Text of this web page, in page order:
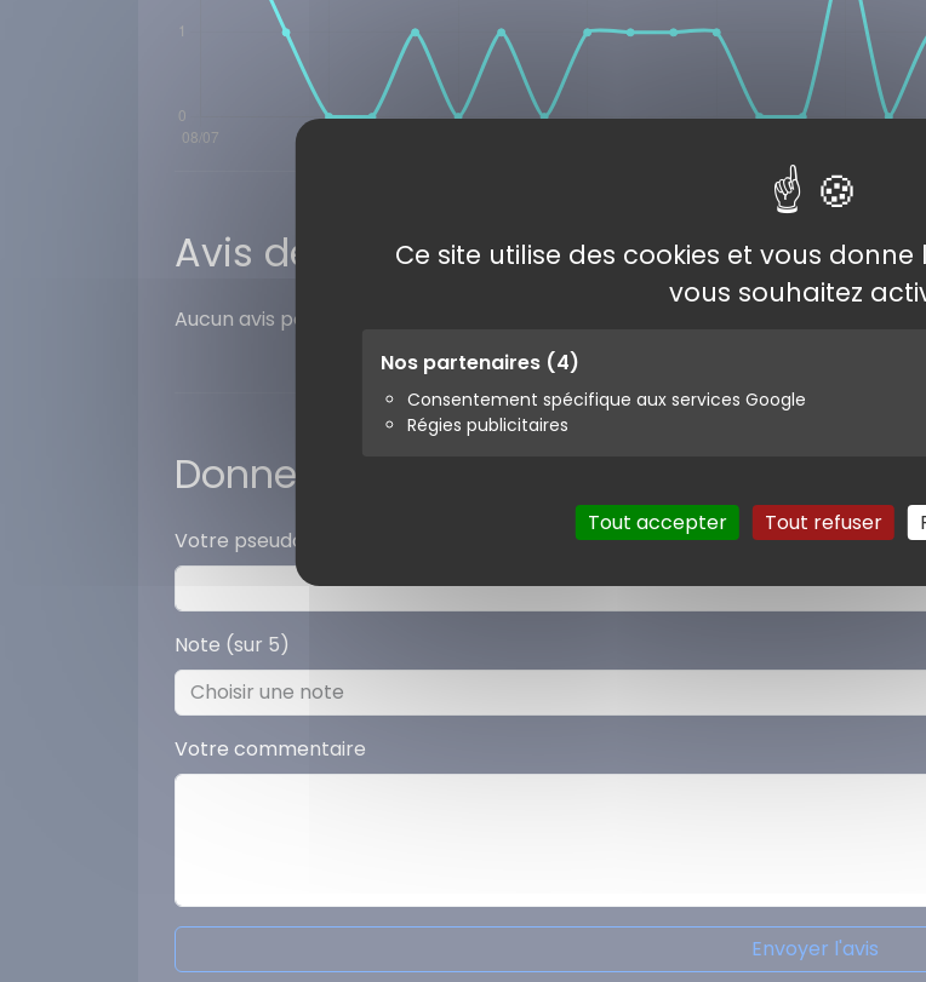
Ce site utilise des cookies et vous
vous souhaitez
Nos partenaires (4)
Consentement spécifique aux services Google
Régies publicitaires
Tout accepter Tout refuser
Avis des internautes
Aucun avis pour ce numéro. Laissez votre avis concernant votre expérience
Donner votre avis
Votre pseudo
Note (sur 5)
Votre commentaire
Envoyer l'avis